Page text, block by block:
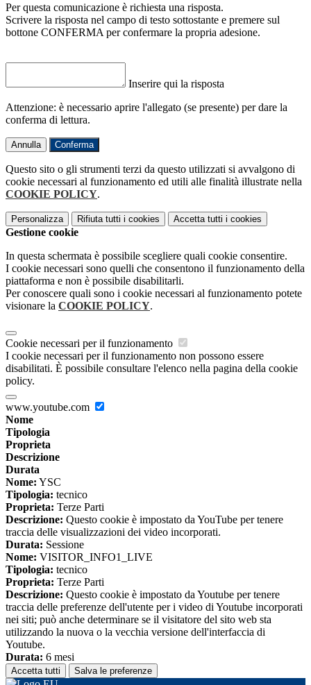
Per questa comunicazione è richiesta una risposta.
Scrivere la risposta nel campo di testo sottostante e premere sul
bottone CONFERMA per confermare la propria adesione.
Inserire qui la risposta
Attenzione: è necessario aprire l'allegato (se presente) per dare la
conferma di lettura.
Annulla Conferma
Questo sito o gli strumenti terzi da questo utilizzati si avvalgono di
cookie necessari al funzionamento ed utili alle finalità illustrate nella
COOKIE POLICY.
Personalizza Rifiuta tutti i cookies Accetta tutti i cookies
Gestione cookie
In questa schermata è possibile scegliere quali cookie consentire.
I cookie necessari sono quelli che consentono il funzionamento della
piattaforma e non è possibile disabilitarli.
Per conoscere quali sono i cookie necessari al funzionamento potete
visionare la COOKIE POLICY.
Cookie necessari per il funzionamento
I cookie necessari per il funzionamento non possono essere
disabilitati. È possibile consultare l'elenco nella pagina della cookie
policy.
www.youtube.com
Nome
Tipologia
Proprieta
Descrizione
Durata
Nome: YSC
Tipologia: tecnico
Proprieta: Terze Parti
Descrizione: Questo cookie è impostato da YouTube per tenere
traccia delle visualizzazioni dei video incorporati.
Durata: Sessione
Nome: VISITOR_INFO1_LIVE
Tipologia: tecnico
Proprieta: Terze Parti
Descrizione: Questo cookie è impostato da Youtube per tenere
traccia delle preferenze dell'utente per i video di Youtube incorporati
nei siti; può anche determinare se il visitatore del sito web sta
utilizzando la nuova o la vecchia versione dell'interfaccia di
Youtube.
Durata: 6 mesi
Accetta tutti Salva le preferenze